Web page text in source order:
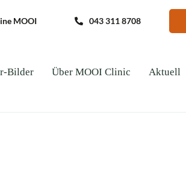
MOOI 043 311 8708
Bilder Über MOOI Clinic Aktuell